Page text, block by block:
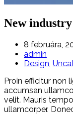
New
8 februára,
admin
Design,
Proin efficitur non
accumsan
velit. Mauris
ullamcorper.